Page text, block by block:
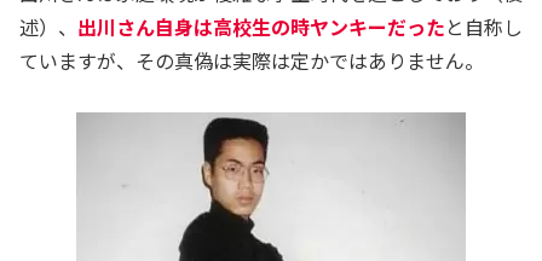
述）、 出川さん自身は高校生の時ヤンキーだったと自称し
ていますが、その真偽は実際は定かではありません。